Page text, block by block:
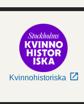
Kvinnohistoriska